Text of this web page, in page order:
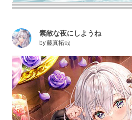
素敵な夜にしようね
by藤真拓哉